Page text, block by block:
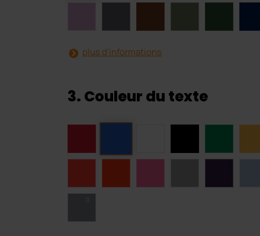
plus d'informations
3. Couleur du texte